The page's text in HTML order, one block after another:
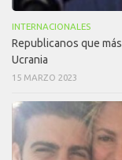
INTERNACIONALES
Republicanos que
Ucrania
15 MARZO 2023